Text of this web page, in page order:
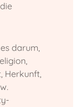
darum,
Herkunft,